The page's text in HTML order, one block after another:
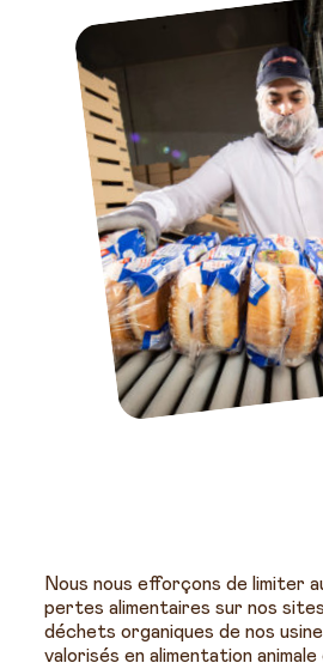
Nous nous efforçons de limiter
pertes alimentaires sur nos
déchets organiques de nos
valorisés en alimentation